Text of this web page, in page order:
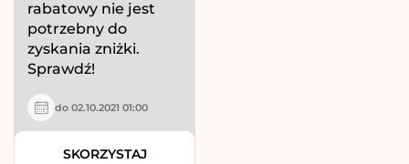
rabatowy nie jest
potrzebny do
zyskania zniżki.
Sprawdź!
do 02.10.2021 01:00
SKORZYSTAJ